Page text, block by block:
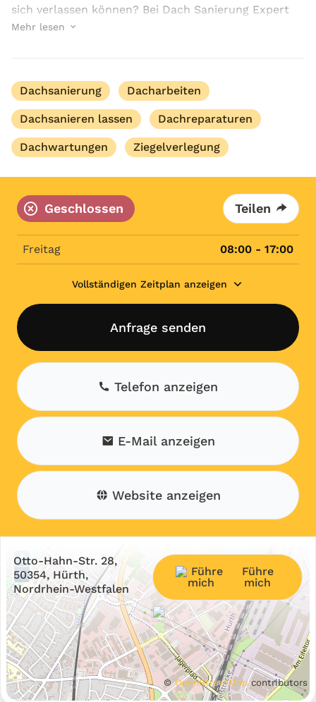
sich verlassen können? Bei Dach Sanierung Expert
bieten wir Ihnen eine hochwertige und günstige
Mehr lesen
Dachsanierung Dacharbeiten
Dachsanieren lassen Dachreparaturen
Dachwartungen Ziegelverlegung
Geschlossen Teilen
Freitag 08:00 - 17:00
Vollständigen Zeitplan anzeigen
Anfrage senden
Telefon anzeigen
E-Mail anzeigen
Website anzeigen
+
−
©OpenStreetMapcontributors
Otto-Hahn-Str. 28,
50354, Hürth,
Nordrhein-Westfalen
Führe
mich